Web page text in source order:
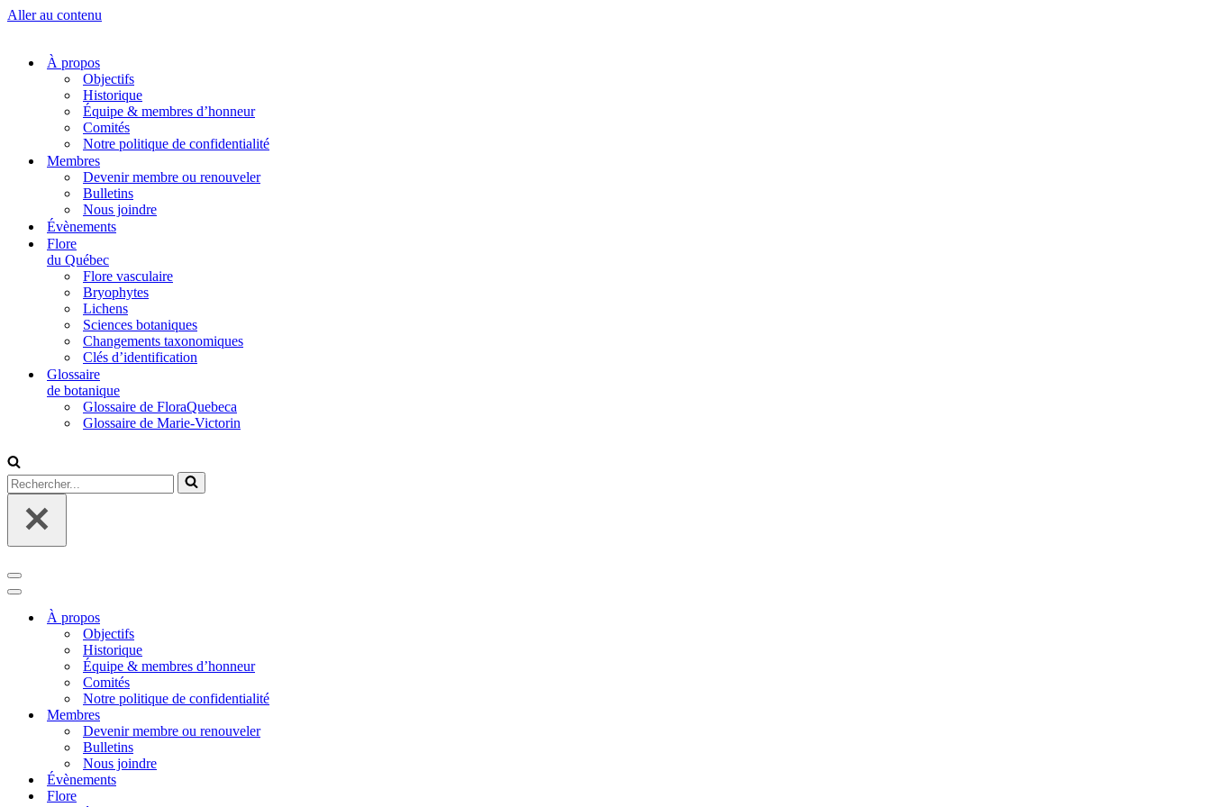
Aller au contenu
À propos
Objectifs
Historique
Équipe & membres d’honneur
Comités
Notre politique de confidentialité
Membres
Devenir membre ou renouveler
Bulletins
Nous joindre
Évènements
Flore
du Québec
Flore vasculaire
Bryophytes
Lichens
Sciences botaniques
Changements taxonomiques
Clés d’identification
Glossaire
de botanique
Glossaire de FloraQuebeca
Glossaire de Marie-Victorin
Rechercher...
Menu
de
navigation
Menu
navigationÀ propos
Objectifs
Historique
Équipe & membres d’honneur
Comités
Notre politique de confidentialité
Membres
Devenir membre ou renouveler
Bulletins
Nous joindre
Évènements
Flore